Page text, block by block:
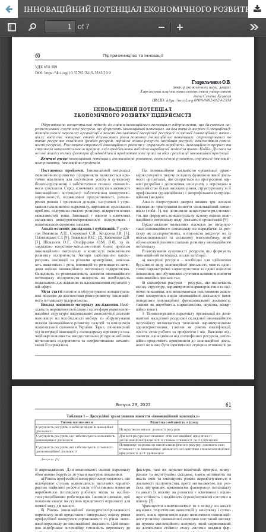
ІННОВАЦІЙНИЙ ПОТЕНЦІАЛ ЕКОНОМІЧНОГО РОЗВИТКУ ПІДПРИЄМСТВ